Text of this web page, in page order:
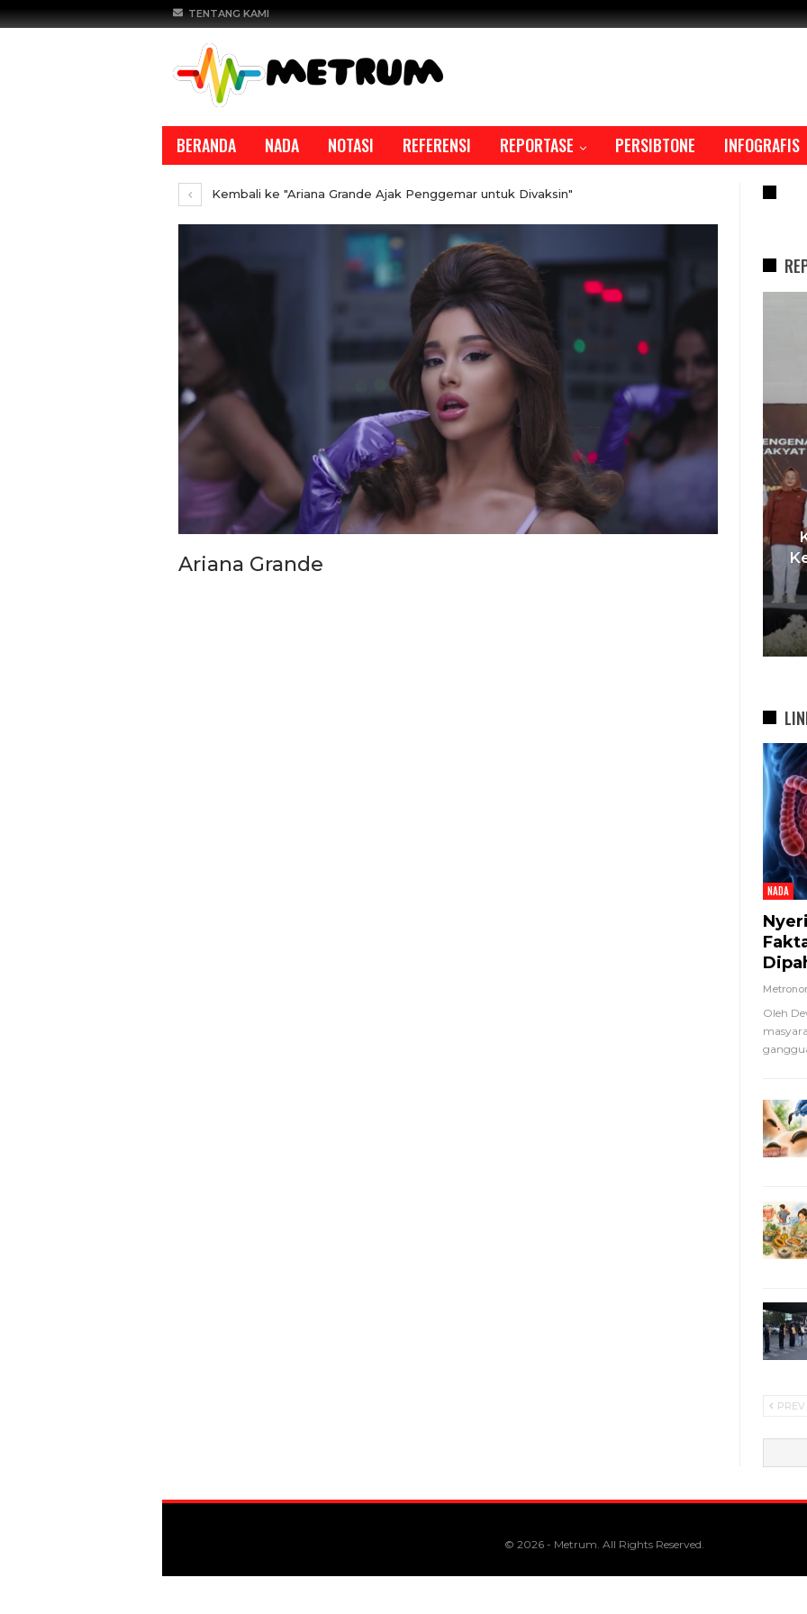
TENTANG KAMI
BERANDA NADA NOTASI REFERENSI REPORTASE PERSIBTONE INFOGRAFIS
Kembali ke "Ariana Grande Ajak Penggemar untuk Divaksin"
Ariana GrandePemkot Siapkan TPST
REPORTASE
KDS Sambut Kepala Staf
NADA
Oleh
PREV
© 2026 - Metrum. All Rights Reserved.